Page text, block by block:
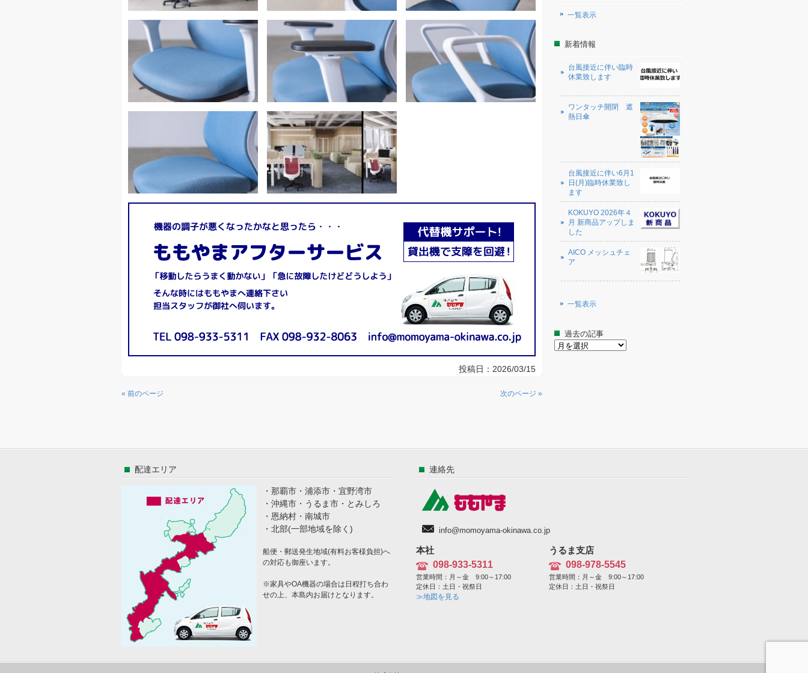
投稿日： 2026/03/15
« 前のページ 次のページ »
一覧表示
新着情報
台風接近に伴い臨時
休業致します
ワンタッチ開閉 遮
熱日傘
台風接近に伴い6月1
日(月)臨時休業致し
ます
KOKUYO 2026年４
月 新商品アップしま
した
AICO メッシュチェ
ア
一覧表示
過去の記事
過
配達エリア
・那覇市・浦添市・宜野湾市
・沖縄市・うるま市・とみしろ
・恩納村・南城市
・北部(一部地域を除く)
船便・郵送発生地域(有料お客様負担)へ
の対応も御座います。
※家具やOA機器の場合は日程打ち合わ
せの上、本島内お届けとなります。
連絡先
info@momoyama-okinawa.co.jp
本社
098-933-5311
営業時間：月～金 9:00～17:00
定休日：土日・祝祭日
≫地図を見る
うるま支店
098-978-5545
営業時間：月～金 9:00～17:00
定休日：土日・祝祭日